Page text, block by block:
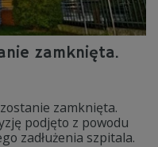
zamknięta.
zamknięta.
podjęto z powodu
zadłużenia szpitala.